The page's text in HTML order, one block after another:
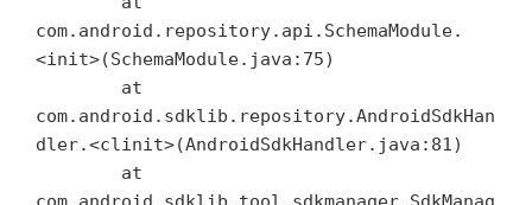
com.android.repository.api.SchemaModule.
<init>(SchemaModule.java:75)
com.android.sdklib.repository.AndroidSdkHan
dler.<clinit>(AndroidSdkHandler.java:81)